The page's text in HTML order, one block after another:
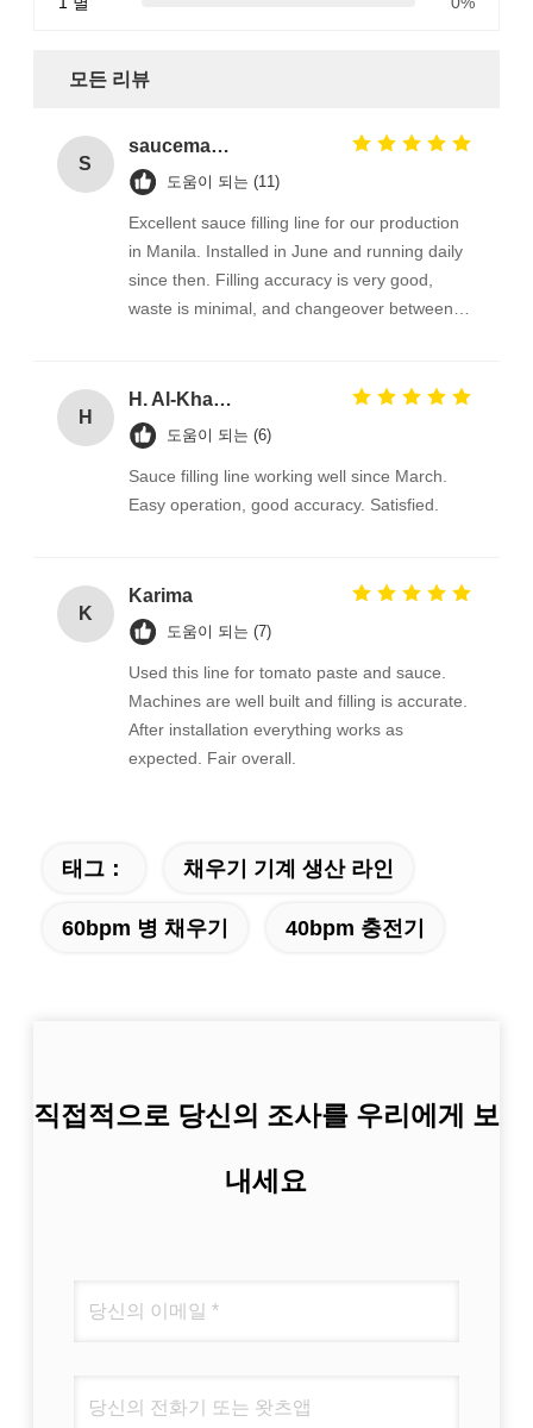
모든 리뷰
S
saucemaker_ph
도움이 되는 (11)
Excellent sauce filling line for our production
in Manila. Installed in June and running daily
since then. Filling accuracy is very good,
waste is minimal, and changeover between
two days. Support is very responsive — they
answer the same day. Very happy with this
machine.
H
H. Al-Khalifa
도움이 되는 (6)
Sauce filling line working well since March.
Easy operation, good accuracy. Satisfied.
K
Karima
도움이 되는 (7)
Used this line for tomato paste and sauce.
Machines are well built and filling is accurate.
After installation everything works as
expected. Fair overall.
태그： 채우기 기계 생산 라인
60bpm 병 채우기 40bpm 충전기
직접적으로 당신의 조사를 우리에게 보
내세요